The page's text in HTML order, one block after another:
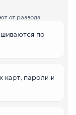
от развода
по
карт, пароли и